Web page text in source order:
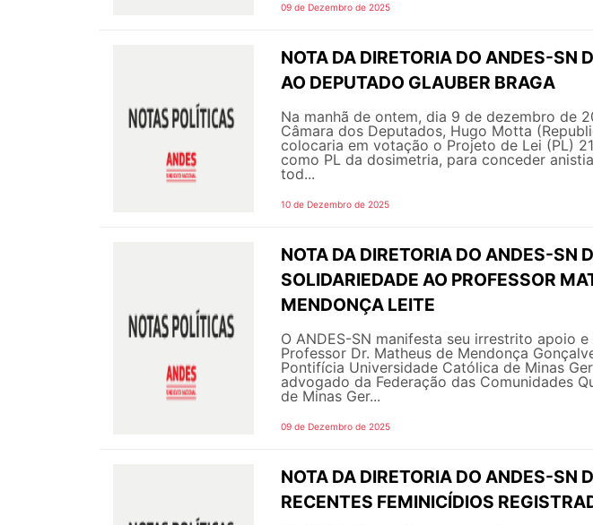
09 de Dezembro de 2025
NOTA DA DIRETORIA DO ANDES-SN
AO DEPUTADO GLAUBER BRAGA
Na manhã de ontem, dia 9 de dezembro de
Câmara dos Deputados, Hugo Motta
colocaria em votação o Projeto de Lei (PL)
como PL da dosimetria, para conceder
tod...
10 de Dezembro de 2025
NOTA DA DIRETORIA DO ANDES-SN
SOLIDARIEDADE AO PROFESSOR
MENDONÇA LEITE
O ANDES-SN manifesta seu irrestrito apoio
Professor Dr. Matheus de Mendonça
Pontifícia Universidade Católica de Minas
advogado da Federação das Comunidades
de Minas Ger...
09 de Dezembro de 2025
NOTA DA DIRETORIA DO ANDES-SN
RECENTES FEMINICÍDIOS